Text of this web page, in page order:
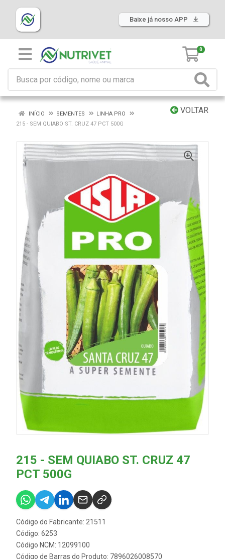
Baixe já nosso APP
0
VOLTAR
INÍCIO SEMENTES
LINHA PRO
215 - SEM QUIABO ST. CRUZ 47 PCT 500G
215 - SEM QUIABO ST. CRUZ 47
PCT 500G
Código do Fabricante: 21511
Código: 6253
Código NCM: 12099100
Código de Barras do Produto: 7896026008570